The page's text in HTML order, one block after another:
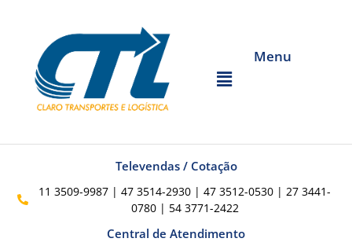
Menu
Televendas / Cotação
11 3509-9987 | 47 3514-2930 | 47 3512-0530 | 27 3441-
0780 | 54 3771-2422
Central de Atendimento